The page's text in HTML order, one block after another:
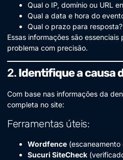
Qual o IP, domínio ou URL
Qual a data e hora do
Qual o prazo para resposta?
Essas informações são
problema com precisão.
2.Identifique a causa
Com base nas informações da
completa no site:
Ferramentas úteis:
Wordfence
Sucuri SiteCheck